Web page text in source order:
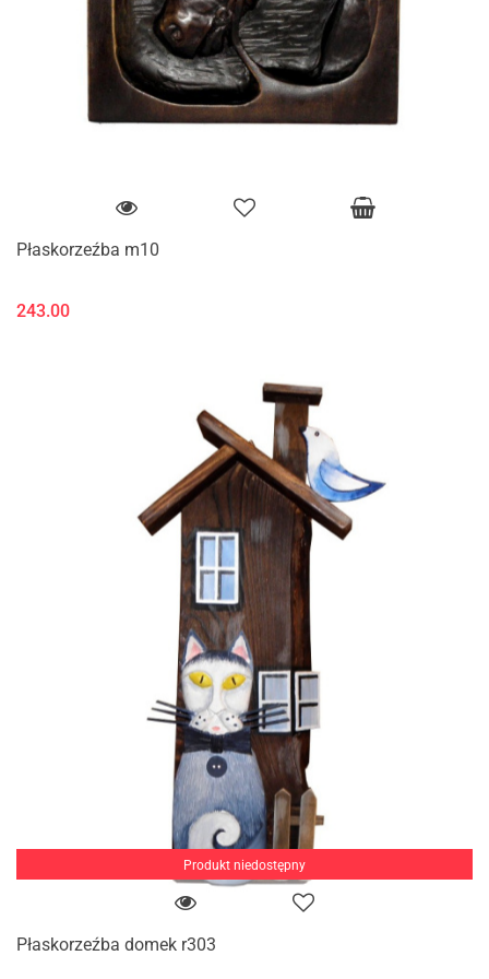
Płaskorzeźba m10
243.00
Produkt niedostępny
Płaskorzeźba domek r303